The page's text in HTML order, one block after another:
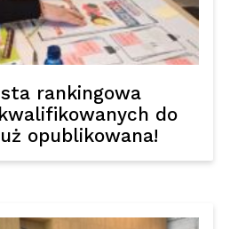
rankingowa
do
opublikowana!